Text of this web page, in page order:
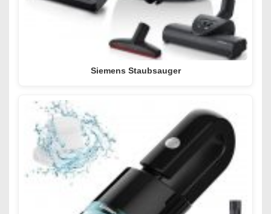
Siemens Staubsauger